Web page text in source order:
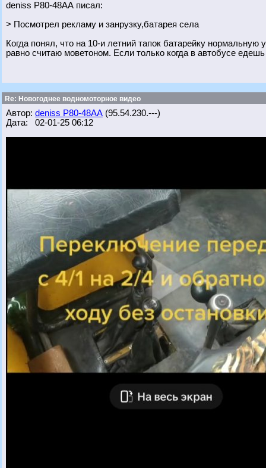
deniss Р80-48АА писал:
> Посмотрел рекламу и занрузку,батарея села
Когда понял, что на 10-и летний тапок батарейку нормальную
равно считаю моветоном. Если только когда в автобусе
Re: Новогоднее водномоторное видео
Автор: deniss Р80-48АА (95.54.230.---)
Дата: 02-01-25 06:12